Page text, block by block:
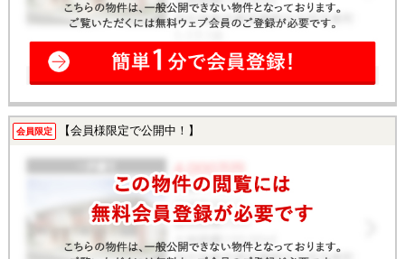
会員限定 【会員様限定で公開中！】